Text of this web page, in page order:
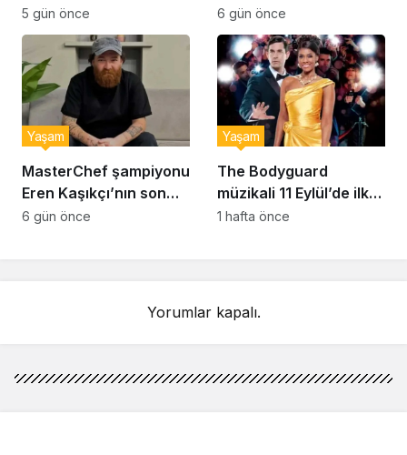
hayatını kaybetti
5 gün önce
sessizliğini bozdu: ‘İsim
bulmak çok zor’
6 gün önce
MasterChef şampiyonu
Eren Kaşıkçı’nın son
anlarındaki kahreden
Yaşam
6 gün önce
The Bodyguard
müzikali 11 Eylül’de ilk
kez Türkiye’de
Yaşam
1 hafta önce
Yorumlar kapalı.